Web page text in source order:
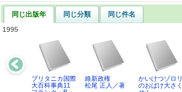
同じ出版年 同じ分類
同じ件名
1995
ブリタニカ国際
大百科事典11
維新政権
松尾 正人／著
かいけつゾロリ
のおばけ大さく